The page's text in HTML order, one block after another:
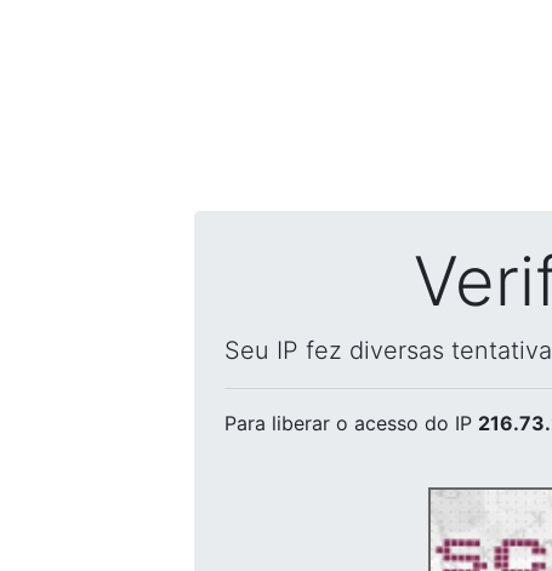
Seu IP fez diversas
Para liberar o acesso do IP